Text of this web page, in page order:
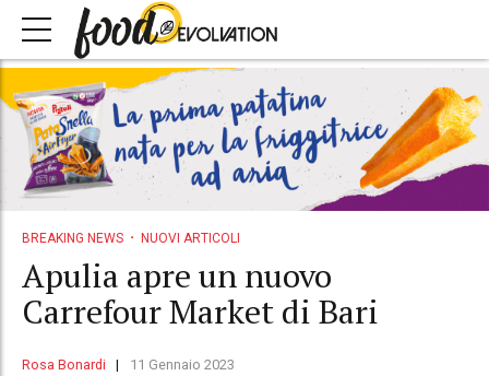
BREAKING NEWS NUOVI ARTICOLI
Apulia apre un nuovo
Carrefour Market di Bari
Rosa Bonardi 11 Gennaio 2023